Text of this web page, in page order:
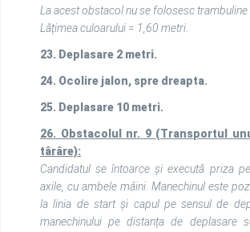
La acest obstacol nu se folosesc trambuline
Lățimea culoarului = 1,60 metri.
23. Deplasare 2 metri.
24. Ocolire jalon, spre dreapta.
25. Deplasare 10 metri.
26. Obstacolul nr. 9 (Transportul
târâre):
Candidatul se întoarce și execută priza
axile, cu ambele mâini. Manechinul este
la linia de start și capul pe sensul de
manechinului pe distanța de deplasare